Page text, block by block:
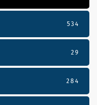
534
29
284